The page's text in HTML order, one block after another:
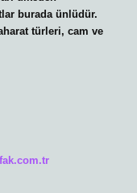
burada ünlüdür.
türleri, cam ve